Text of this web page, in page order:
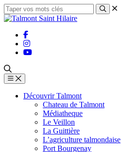
Découvrir Talmont
Chateau de Talmont
Médiatheque
Le Veillon
La Guittière
L’agriculture talmondaise
Port Bourgenay